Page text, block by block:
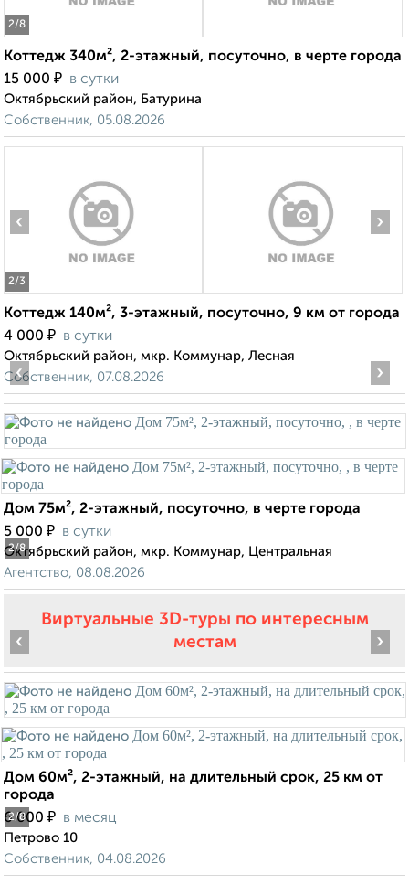
2/8
Коттедж 340м², 2-этажный, посуточно, в черте города
15 000 ₽ в сутки
Октябрьский район, Батурина
Собственник, 05.08.2026
2/3
‹ ›
Коттедж 140м², 3-этажный, посуточно, 9 км от города
4 000 ₽ в сутки
Октябрьский район, мкр. Коммунар, Лесная
Собственник, 07.08.2026
2/8
‹ ›
Дом 75м², 2-этажный, посуточно, в черте города
5 000 ₽ в сутки
Октябрьский район, мкр. Коммунар, Центральная
Агентство, 08.08.2026
Виртуальные 3D-туры по интересным
местам
2/8
‹ ›
Дом 60м², 2-этажный, на длительный срок, 25 км от
города
6 000 ₽ в месяц
Петрово 10
Собственник, 04.08.2026